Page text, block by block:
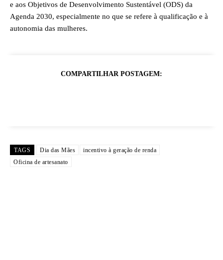
e aos Objetivos de Desenvolvimento Sustentável (ODS) da
Agenda 2030, especialmente no que se refere à qualificação e à
autonomia das mulheres.
COMPARTILHAR POSTAGEM:
TAGS Dia das Mães
incentivo à geração de renda
Oficina de artesanato